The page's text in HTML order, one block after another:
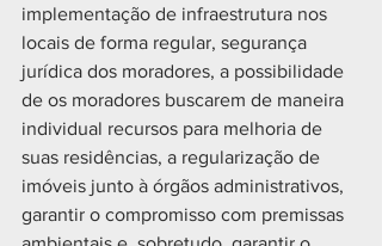
implementação de infraestrutura nos
locais de forma regular, segurança
jurídica dos moradores, a possibilidade
de os moradores buscarem de maneira
individual recursos para melhoria de
suas residências, a regularização de
imóveis junto à órgãos administrativos,
garantir o compromisso com premissas